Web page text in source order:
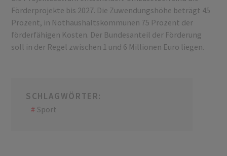
Förderprojekte bis 2027. Die Zuwendungshöhe beträgt 45
Prozent, in Nothaushaltskommunen 75 Prozent der
förderfähigen Kosten. Der Bundesanteil der Förderung
soll in der Regel zwischen 1 und 6 Millionen Euro liegen.
SCHLAGWÖRTER:
Sport